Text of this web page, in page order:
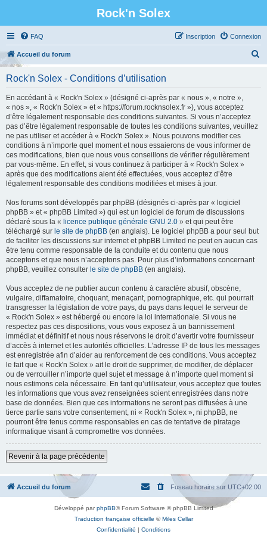
Rock'n Solex
FAQ Connexion
Inscription
Accueil du forum
Rock'n Solex - Conditions d’utilisation
En accédant à « Rock'n Solex » (désigné ci-après par « nous », « notre »,
« nos », « Rock'n Solex » et « https://forum.rocknsolex.fr »), vous acceptez
d’être légalement responsable des conditions suivantes. Si vous n’acceptez
pas d’être légalement responsable de toutes les conditions suivantes, veuillez
ne pas utiliser et accéder à « Rock'n Solex ». Nous pouvons modifier ces
conditions à n’importe quel moment et nous essaierons de vous informer de
ces modifications, bien que nous vous conseillons de vérifier régulièrement
par vous-même. En effet, si vous continuez à participer à « Rock'n Solex »
après que des modifications aient été effectuées, vous acceptez d’être
légalement responsable des conditions modifiées et mises à jour.
Nos forums sont développés par phpBB (désignés ci-après par « logiciel
phpBB » et « phpBB Limited ») qui est un logiciel de forum de discussions
déclaré sous la « licence publique générale GNU 2.0 » et qui peut être
téléchargé sur le site de phpBB (en anglais). Le logiciel phpBB a pour seul but
de faciliter les discussions sur internet et phpBB Limited ne peut en aucun cas
être tenu comme responsable de la conduite et du contenu que nous
acceptons et que nous n’acceptons pas. Pour plus d’informations concernant
phpBB, veuillez consulter le site de phpBB (en anglais).
Vous acceptez de ne publier aucun contenu à caractère abusif, obscène,
vulgaire, diffamatoire, choquant, menaçant, pornographique, etc. qui pourrait
transgresser la législation de votre pays, du pays dans lequel le serveur de
« Rock'n Solex » est hébergé ou encore la loi internationale. Si vous ne
respectez pas ces dispositions, vous vous exposez à un bannissement
immédiat et définitif et nous nous réservons le droit d’avertir votre fournisseur
d’accès à internet et les autorités officielles. L’adresse IP de tous les messages
est enregistrée afin d’aider au renforcement de ces conditions. Vous acceptez
le fait que « Rock'n Solex » ait le droit de supprimer, de modifier, de déplacer
ou de verrouiller n’importe quel sujet et message à n’importe quel moment si
nous estimons cela nécessaire. En tant qu’utilisateur, vous acceptez que toutes
les informations que vous avez renseignées soient enregistrées dans notre
base de données. Bien que ces informations ne seront pas diffusées à une
tierce partie sans votre consentement, ni « Rock'n Solex », ni phpBB, ne
pourront être tenus comme responsables en cas de tentative de piratage
informatique visant à compromettre vos données.
Revenir à la page précédente
Accueil du forum Fuseau horaire sur UTC+02:00
Développé parphpBB® Forum Software © phpBB Limited
Traduction française officielle ©Miles Cellar
Confidentialité | Conditions